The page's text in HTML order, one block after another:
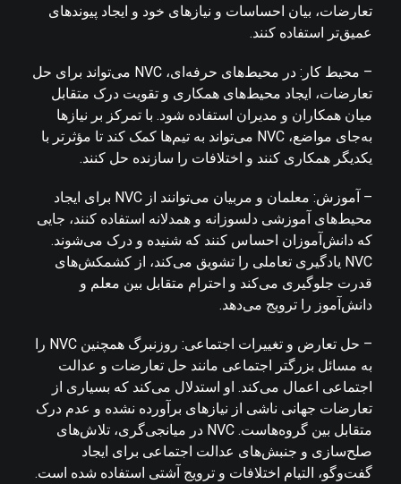
تعارضات، بیان احساسات و نیازهای خود و ایجاد پیوندهای
عمیق‌تر استفاده کنند.
– محیط کار: در محیط‌های حرفه‌ای، NVC می‌تواند برای حل
تعارضات، ایجاد محیط‌های همکاری و تقویت درک متقابل
میان همکاران و مدیران استفاده شود. با تمرکز بر نیازها
به‌جای مواضع، NVC می‌تواند به تیم‌ها کمک کند تا مؤثرتر با
یکدیگر همکاری کنند و اختلافات را سازنده حل کنند.
– آموزش: معلمان و مربیان می‌توانند از NVC برای ایجاد
محیط‌های آموزشی دلسوزانه و همدلانه استفاده کنند، جایی
که دانش‌آموزان احساس کنند که شنیده و درک می‌شوند.
NVC یادگیری تعاملی را تشویق می‌کند، از کشمکش‌های
قدرت جلوگیری می‌کند و احترام متقابل بین معلم و
دانش‌آموز را ترویج می‌دهد.
– حل تعارض و تغییرات اجتماعی: روزنبرگ همچنین NVC را
به مسائل بزرگتر اجتماعی مانند حل تعارضات و عدالت
اجتماعی اعمال می‌کند. او استدلال می‌کند که بسیاری از
تعارضات جهانی ناشی از نیازهای برآورده نشده و عدم درک
متقابل بین گروه‌هاست. NVC در میانجی‌گری، تلاش‌های
صلح‌سازی و جنبش‌های عدالت اجتماعی برای ایجاد
گفت‌وگو، التیام اختلافات و ترویج آشتی استفاده شده است.